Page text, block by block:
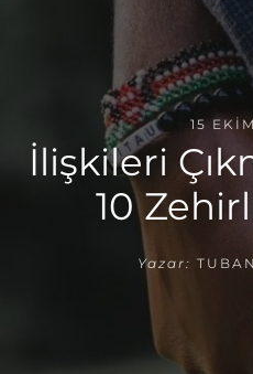
15
İlişkileri
10
Yazar: